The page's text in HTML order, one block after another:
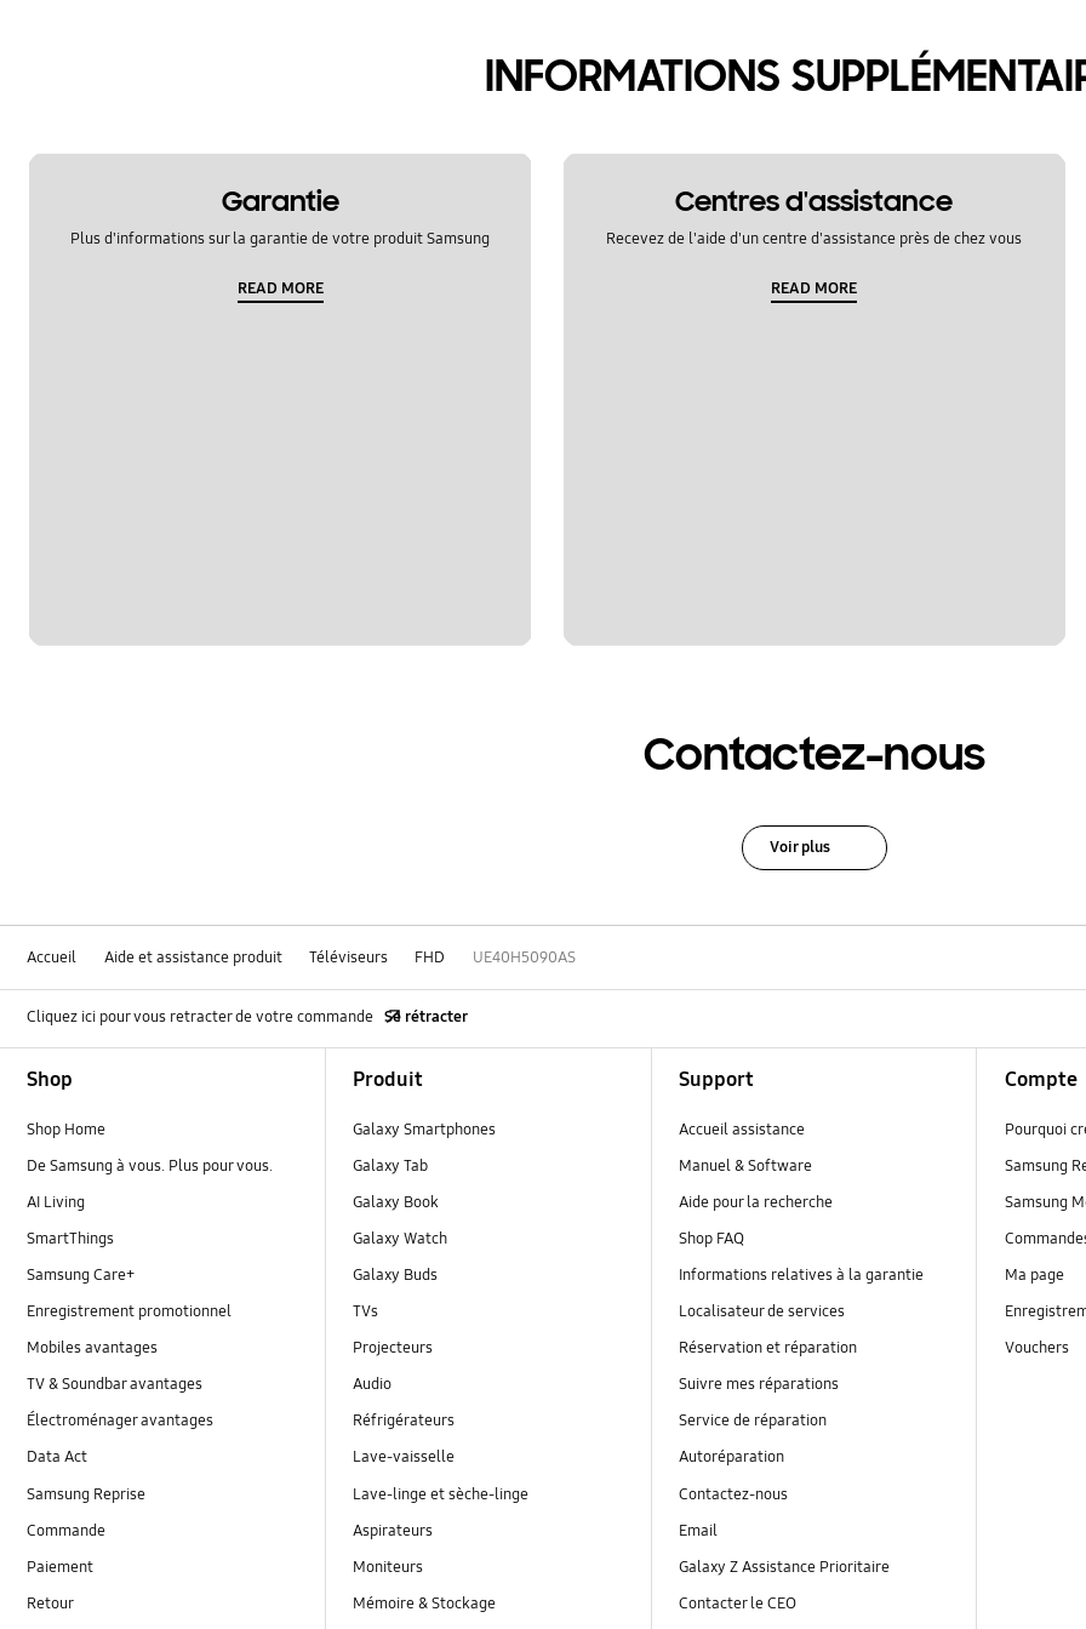
INFORMATIONS
Garantie
Plus d'informations sur la garantie de votre produit Samsung
READ MORE
Centres d'assistance
Recevez de l'aide d'un centre d'assistance près de chez vous
READ MORE
Contactez-nous
Voir plus
Accueil Aide et assistance produit Téléviseurs FHD UE40H5090AS
Cliquez ici pour vous retracter de votre commande Se rétracter
Shop
Shop Home
De Samsung à vous. Plus pour vous.
AI Living
SmartThings
Samsung Care+
Enregistrement promotionnel
Mobiles avantages
TV & Soundbar avantages
Électroménager avantages
Data Act
Samsung Reprise
Commande
Paiement
Retour
Produit
Galaxy Smartphones
Galaxy Tab
Galaxy Book
Galaxy Watch
Galaxy Buds
TVs
Projecteurs
Audio
Réfrigérateurs
Lave-vaisselle
Lave-linge et sèche-linge
Aspirateurs
Moniteurs
Mémoire & Stockage
Support
Accueil assistance
Manuel & Software
Aide pour la recherche
Shop FAQ
Informations relatives à la garantie
Localisateur de services
Réservation et réparation
Suivre mes réparations
Service de réparation
Autoréparation
Contactez-nous
Email
Galaxy Z Assistance Prioritaire
Contacter le CEO
Compte
Pourquoi
Samsung
Samsung
Ma page
Vouchers